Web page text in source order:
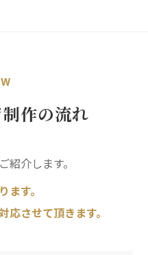
作の流れ
紹介します。
す。
させて頂きます。